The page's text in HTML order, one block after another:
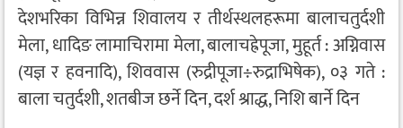
देशभरिका विभिन्न शिवालय र तीर्थस्थलहरूमा बालाचतुर्दशी
मेला, धादिङ लामाचिरामा मेला, बालाचह्रेपूजा, मुहूर्त : अग्निवास
(यज्ञ र हवनादि), शिववास (रुद्रीपूजा÷रुद्राभिषेक), ०३ गते :
बाला चतुर्दशी, शतबीज छर्ने दिन, दर्श श्राद्ध, निशि बार्ने दिन